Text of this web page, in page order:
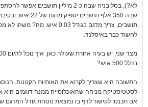
תושבים, צריך מדגם בגודל 0.03
לחשוד כבר באיסלנד.
בכלל 500 איש?
התשובה היא שצריך לקרוא את האותיות הקטנות.
לסטטיסטיקה מניחה שהאוכלוסייה ממנה דוגמים היא
אם תכנסו לקישור לדף בו נמצאת נוסחת גודל המדגם